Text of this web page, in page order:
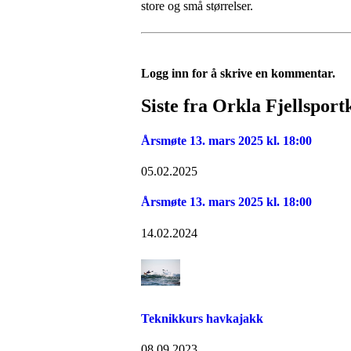
store og små størrelser.
Logg inn for å skrive en kommentar.
Siste fra Orkla
Årsmøte 13. mars 2025 kl. 18:00
05.02.2025
Årsmøte 13. mars 2025 kl. 18:00
14.02.2024
Teknikkurs havkajakk